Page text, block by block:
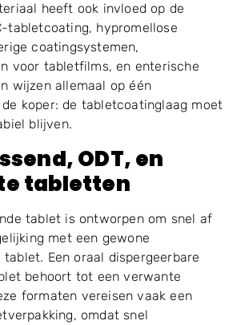
heeft ook invloed op de
tabletcoating, hypromellose
coatingsystemen,
voor tabletfilms, en enterische
wijzen allemaal op één
koper: de tabletcoatinglaag moet
blijven.
ODT, en
tabletten
tablet is ontworpen om snel af
met een gewone
Een oraal dispergeerbare
behoort tot een verwante
formaten vereisen vaak een
omdat snel